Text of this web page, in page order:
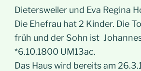
Dietersweiler und Eva Regina
Die Ehefrau hat 2 Kinder. Die
früh und der Sohn ist
*6.10.1800 UM13ac.
Das Haus wird bereits am